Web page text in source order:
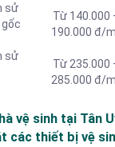
sử
Từ 140.000
190.000 đ/
sử
Từ 235.000
285.000 đ/
vệ sinh tại Tân
các thiết bị vệ